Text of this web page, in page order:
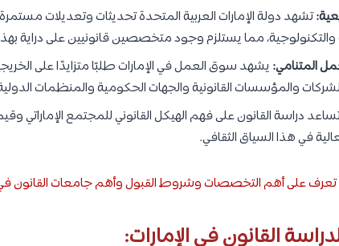
تشهد دولة الإمارات العربية المتحدة تحديثات وتعديلات
والتكنولوجية، مما يستلزم وجود متخصصين قانونيين على دراية
المتنامي: يشهد سوق العمل في الإمارات طلبًا متزايدًا على
والمؤسسات القانونية والجهات الحكومية والمنظمات
دراسة القانون على فهم الهيكل القانوني للمجتمع الإماراتي
في هذا السياق الثقافي.
: تعرف على أهم التخصصات وشروط القبول وأهم جامعات القانون
القانون في الإمارات: